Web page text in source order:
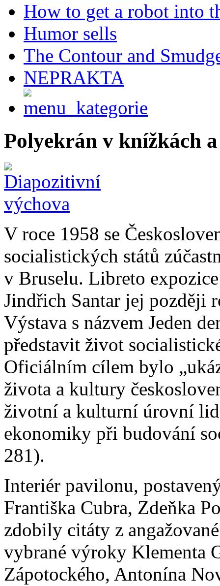
How to get a robot into
Humor sells
The Contour and
NEPRAKTA
Polyekrán v knížkách a
V roce 1958 se
socialistických států
v Bruselu. Libreto
Jindřich Santar jej později
Výstava s názvem Jeden
představit život
Oficiálním cílem bylo
života a kultury
životní a kulturní úrovní
ekonomiky při budování
281).
Interiér pavilonu,
Františka Cubra, Zdeňka
zdobily citáty z
vybrané výroky Klementa
Zápotockého, Antonína